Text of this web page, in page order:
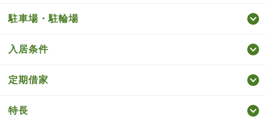
駐車場・駐輪場
入居条件
定期借家
特長